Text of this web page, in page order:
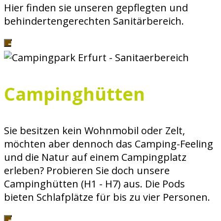
Hier finden sie unseren gepflegten und
behindertengerechten Sanitärbereich.
Campinghütten
Sie besitzen kein Wohnmobil oder Zelt,
möchten aber dennoch das Camping-Feeling
und die Natur auf einem Campingplatz
erleben? Probieren Sie doch unsere
Campinghütten (H1 - H7) aus. Die Pods
bieten Schlafplätze für bis zu vier Personen.